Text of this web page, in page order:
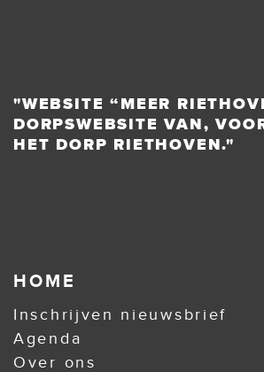
"WEBSITE “MEER
DORPSWEBSITE VAN,
HET DORP RIETHOVEN."
HOME
Inschrijven nieuwsbrief
Agenda
Over ons